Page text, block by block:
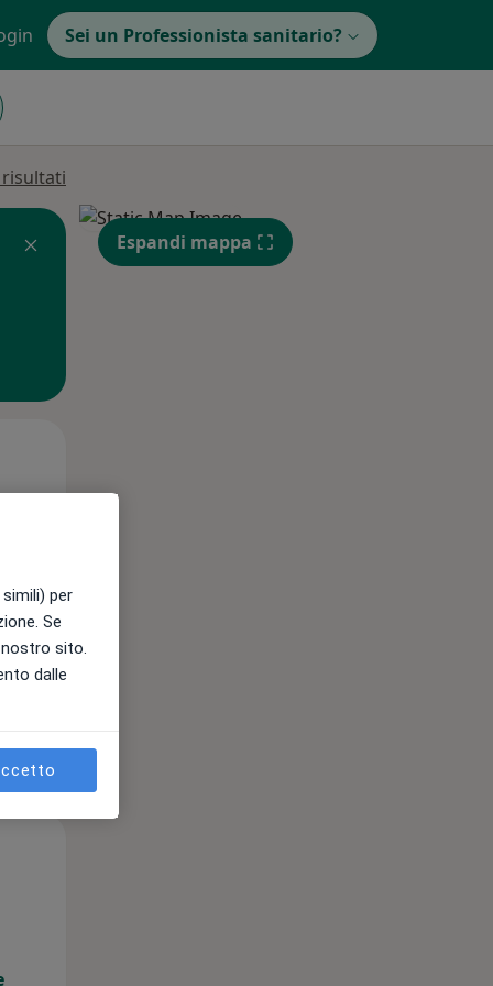
Sei un Professionista sanitario?
Espandi mappa
per
Se
sito.
dalle